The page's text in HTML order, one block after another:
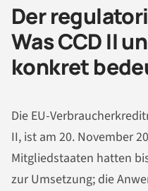
Der
Was CCD II
konkret
Die EU-
II, ist am 20. November
Mitgliedstaaten hatten
zur Umsetzung; die